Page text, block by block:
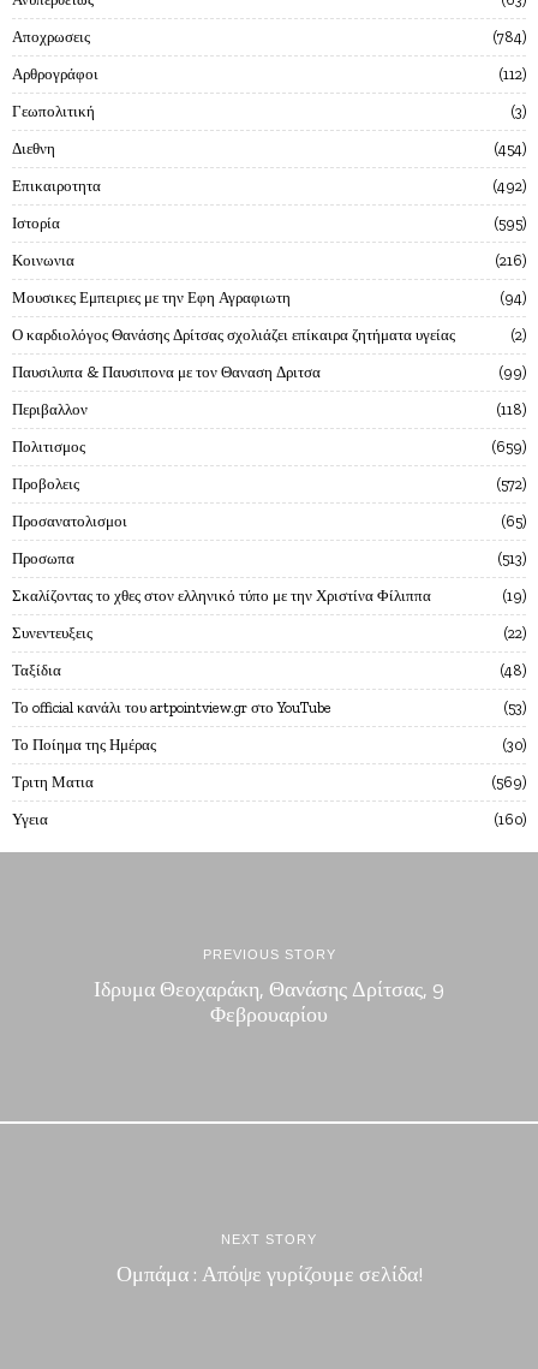
Αποχρωσεις 784
Αρθρογράφοι 112
Γεωπολιτική 3
Διεθνη 454
Επικαιροτητα 492
Ιστορία 595
Κοινωνια 216
Μουσικες Εμπειριες με την Εφη Αγραφιωτη 94
Ο καρδιολόγος Θανάσης Δρίτσας σχολιάζει επίκαιρα ζητήματα υγείας 2
Παυσιλυπα & Παυσιπονα με τον Θαναση Δριτσα 99
Περιβαλλον 118
Πολιτισμος 659
Προβολεις 572
Προσανατολισμοι 65
Προσωπα 513
Σκαλίζοντας το χθες στον ελληνικό τύπο με την Χριστίνα Φίλιππα 19
Συνεντευξεις 22
Ταξίδια 48
Το official κανάλι του artpointview.gr στο YouTube 53
Το Ποίημα της Ημέρας 30
Τριτη Ματια 569
Υγεια 160
PREVIOUS STORY
Ιδρυμα Θεοχαράκη, Θανάσης Δρίτσας, 9
Φεβρουαρίου
NEXT STORY
Ομπάμα : Απόψε γυρίζουμε σελίδα!